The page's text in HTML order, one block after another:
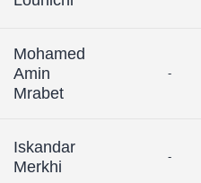
Mohamed
Amin
Mrabet
-
Iskandar
Merkhi
-